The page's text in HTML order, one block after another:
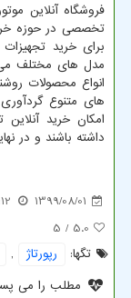
فروشگاه آنلاین
تخصصی در حوزه
برای خرید
مدل های مختلف می
انواع محصولات
های متنوع
امکان خرید
داشته باشند و در
1399/08/01
5.0
/ 5
تگها:
رپورتاژ ,
مطلب را می